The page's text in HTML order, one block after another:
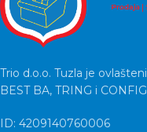
Trio d.o.o. Tuzla je
BEST BA, TRING i
ID: 4209140760006